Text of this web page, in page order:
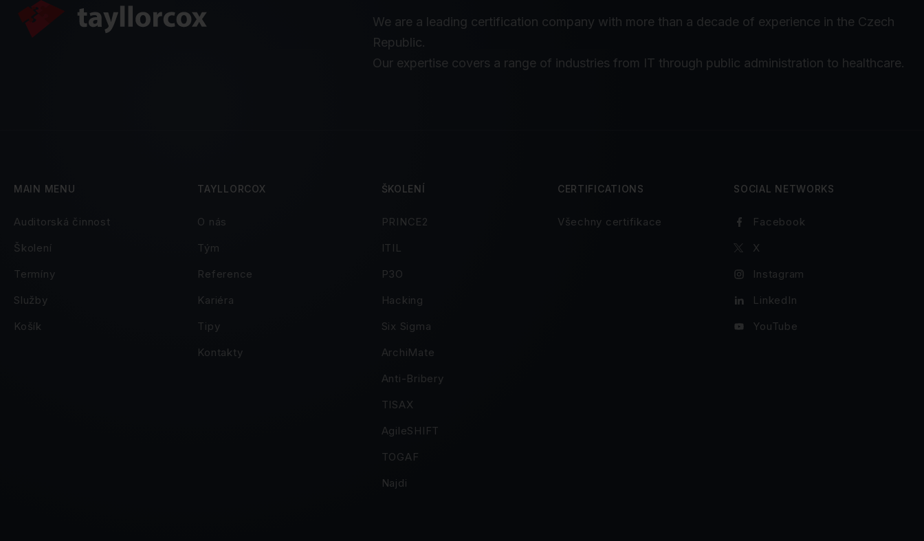
We are a leading certification company with more than a decade of experience in the Czech
Republic.
Our expertise covers a range of industries from IT through public administration to healthcare.
MAIN MENU
Auditorská činnost
Školení
Termíny
Služby
Košík
TAYLLORCOX
O nás
Tým
Reference
Kariéra
Tipy
Kontakty
ŠKOLENÍ
PRINCE2
ITIL
P3O
Hacking
Six Sigma
ArchiMate
Anti-Bribery
TISAX
AgileSHIFT
TOGAF
Najdi
CERTIFICATIONS
Všechny certifikace
SOCIAL NETWORKS
Facebook
X
Instagram
LinkedIn
YouTube